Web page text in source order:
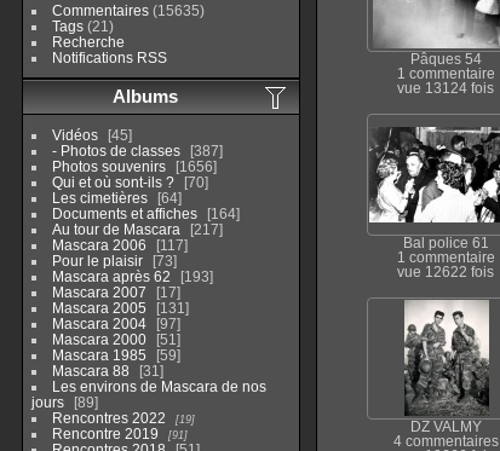
Commentaires(15635)
Tags(21)
Recherche
Notifications RSS
Albums
Vidéos
45
- Photos de classes
387
Photos souvenirs
1656
Qui et où sont-ils ?
70
Les cimetières
64
Documents et affiches
164
Au tour de Mascara
217
Mascara 2006
117
Pour le plaisir
73
Mascara après 62
193
Mascara 2007
17
Mascara 2005
131
Mascara 2004
97
Mascara 2000
51
Mascara 1985
59
Mascara 88
31
Les environs de Mascara de nos
jours
89
Rencontres 2022
19
Rencontre 2019 91
Pâques 54
1 commentaire
vue 13124 fois
Bal police 61
1 commentaire
vue 12622 fois
DZ VALMY
4 commentaires